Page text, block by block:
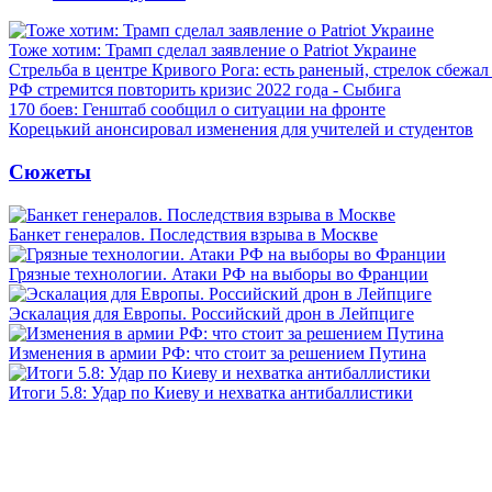
Тоже хотим: Трамп сделал заявление о Patriot Украине
Стрельба в центре Кривого Рога: есть раненый, стрелок
РФ стремится повторить кризис 2022 года - Сыбига
170 боев: Генштаб сообщил о ситуации на фронте
Корецький анонсировал изменения для учителей и студентов
Сюжеты
Банкет генералов. Последствия взрыва в Москве
Грязные технологии. Атаки РФ на выборы во Франции
Эскалация для Европы. Российский дрон в Лейпциге
Изменения в армии РФ: что стоит за решением Путина
Итоги 5.8: Удар по Киеву и нехватка антибаллистики